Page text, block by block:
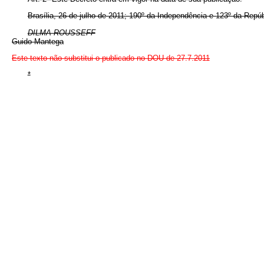
Brasília, 26 de julho de 2011; 190º da Independência e 123º da
DILMA ROUSSEFF
Guido Mantega
Este texto não substitui o publicado no DOU de 27.7.2011
*